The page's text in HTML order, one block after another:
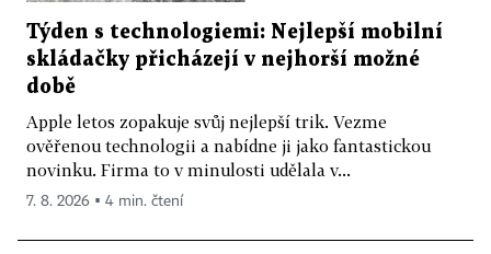
Týden s technologiemi: Nejlepší mobilní
skládačky přicházejí v nejhorší možné
době
Apple letos zopakuje svůj nejlepší trik. Vezme
ověřenou technologii a nabídne ji jako fantastickou
novinku. Firma to v minulosti udělala v...
7. 8. 2026 ▪ 4 min. čtení